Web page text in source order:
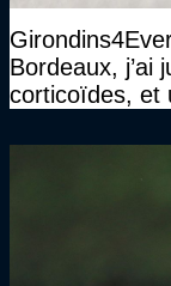
Bordeaux, j’ai
corticoïdes, et